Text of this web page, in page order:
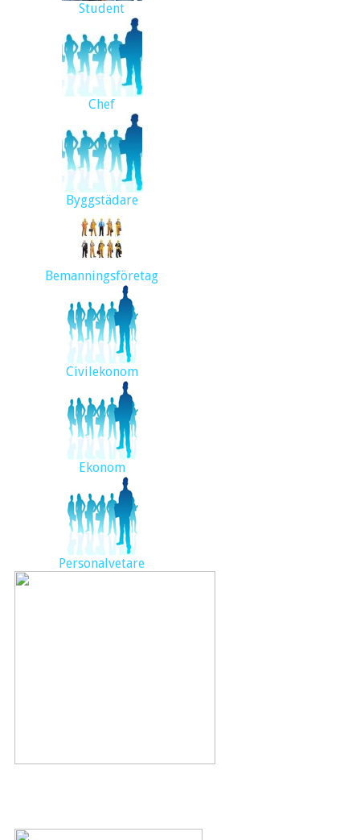
Student
Chef
Byggstädare
Bemanningsföretag
Civilekonom
Ekonom
Personalvetare